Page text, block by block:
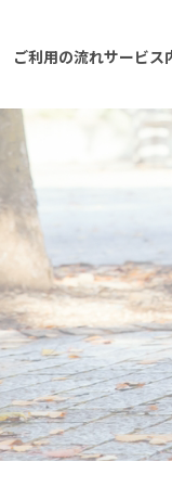
ご利用の流れサービス